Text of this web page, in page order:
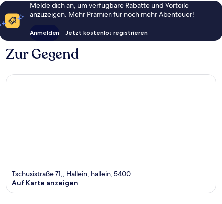
Melde dich an, um verfügbare Rabatte und Vorteile
anzuzeigen. Mehr Prämien für noch mehr Abenteuer!
Anmelden Jetzt kostenlos registrieren
Zur Gegend
Tschusistraße 71,, Hallein, hallein, 5400
Auf Karte anzeigen